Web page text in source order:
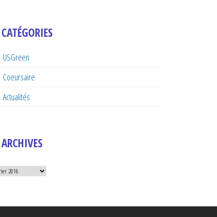
CATÉGORIES
USGreen
Coeursaire
Actualités
ARCHIVES